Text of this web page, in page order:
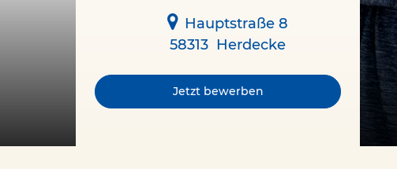
Hauptstraße 8
58313 Herdecke
Jetzt bewerben